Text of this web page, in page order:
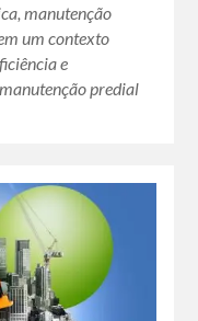
manutenção
um contexto
e
predial